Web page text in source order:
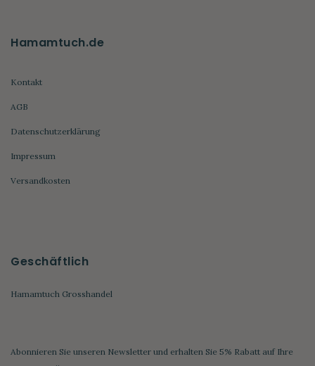
Hamamtuch.de
Kontakt
AGB
Datenschutzerklärung
Impressum
Versandkosten
Geschäftlich
Hamamtuch Grosshandel
Abonnieren Sie unseren Newsletter und erhalten Sie 5% Rabatt auf Ihre